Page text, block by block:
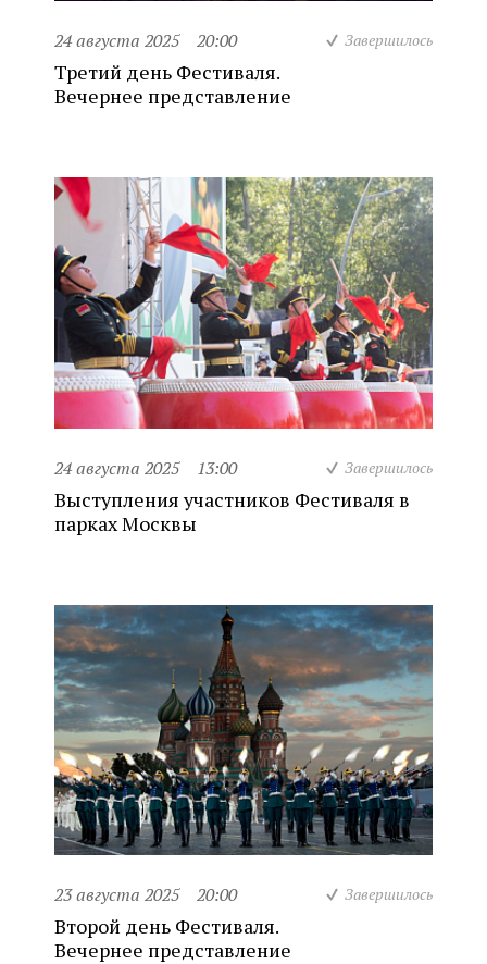
24 августа 2025 20:00 Завершилось
Третий день Фестиваля.
Вечернее представление
24 августа 2025 13:00 Завершилось
Выступления участников Фестиваля в
парках Москвы
23 августа 2025 20:00 Завершилось
Второй день Фестиваля.
Вечернее представление